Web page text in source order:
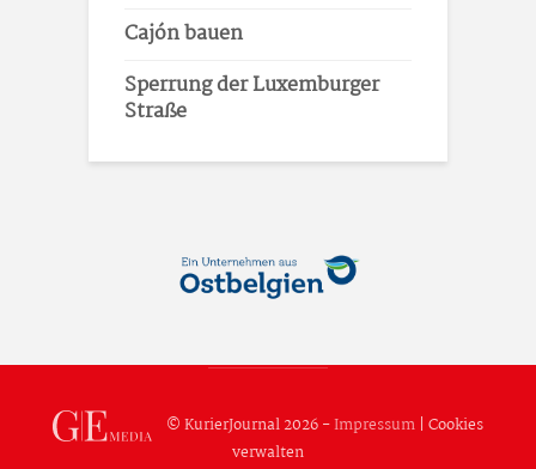
Cajón bauen
Sperrung der Luxemburger
Straße
© KurierJournal 2026 -Impressum| Cookies
verwalten